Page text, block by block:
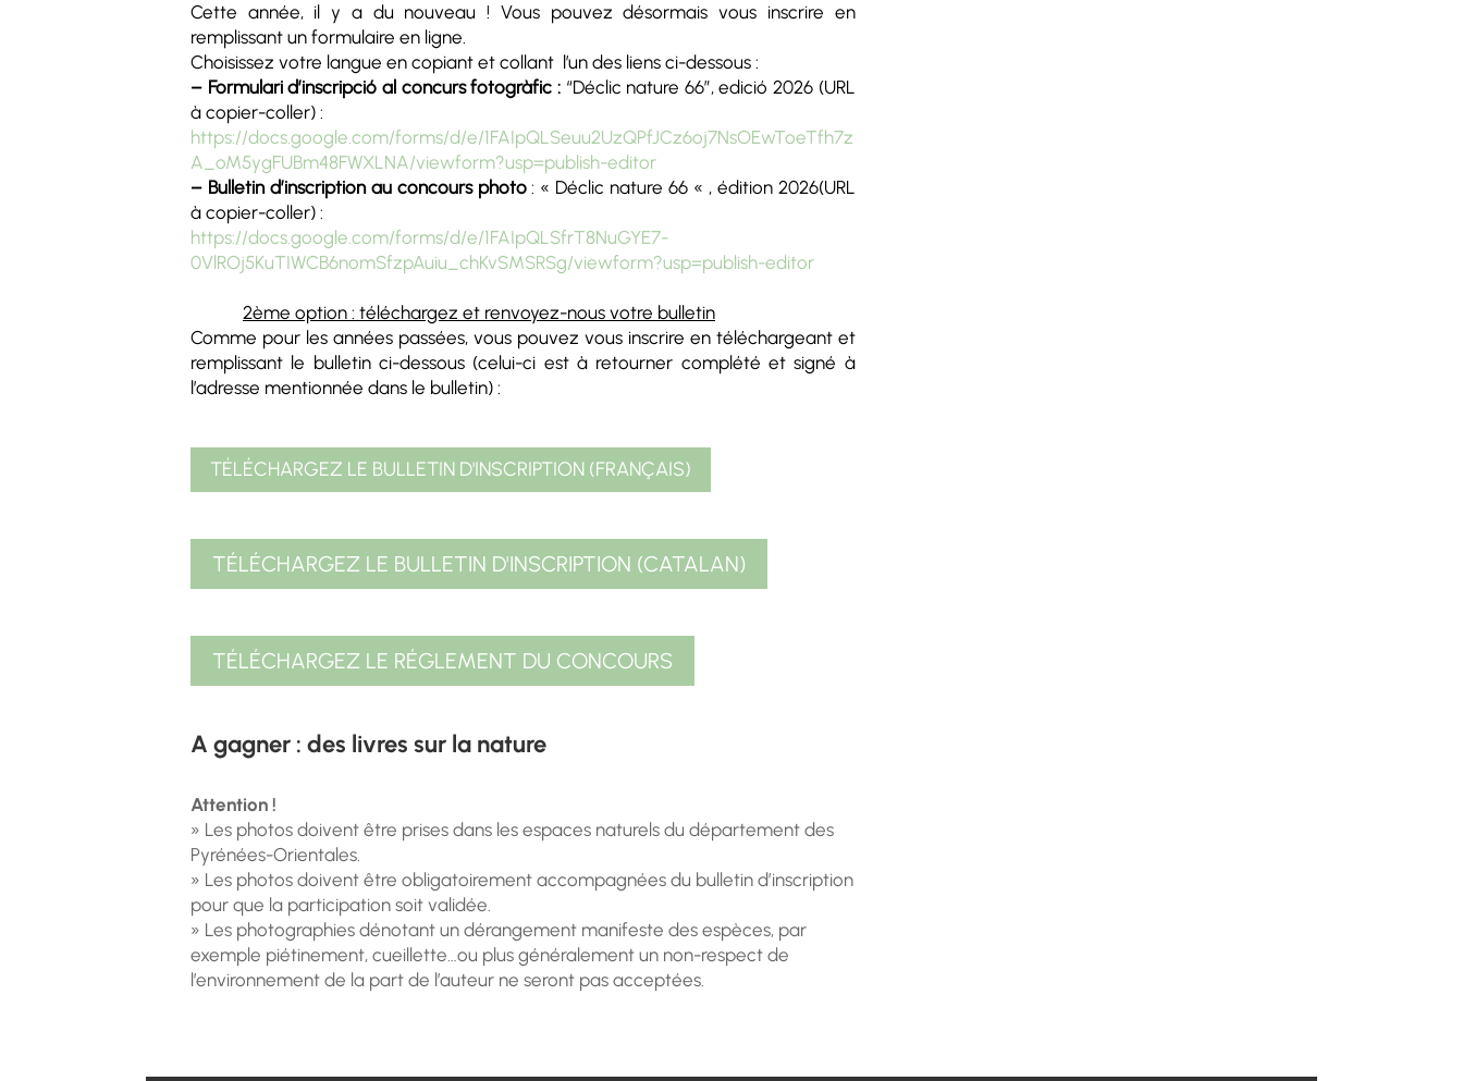
Cette année, il y a du nouveau ! Vous pouvez désormais vous inscrire en
remplissant un formulaire en ligne.
Choisissez votre langue en copiant et collant l’un des liens ci-dessous :
– Formulari d’inscripció al concurs fotogràfic :“Déclic nature 66”, edició 2026 (URL
à copier-coller) :
https://docs.google.com/forms/d/e/1FAIpQLSeuu2UzQPfJCz6oj7NsOEwToeTfh7z
A_oM5ygFUBm48FWXLNA/viewform?usp=publish-editor
– Bulletin d’inscription au concours photo: « Déclic nature 66 « , édition 2026(URL
à copier-coller) :
https://docs.google.com/forms/d/e/1FAIpQLSfrT8NuGYE7-
0VlROj5KuTIWCB6nomSfzpAuiu_chKvSMSRSg/viewform?usp=publish-editor
2ème option : téléchargez et renvoyez-nous votre bulletin
Comme pour les années passées, vous pouvez vous inscrire en téléchargeant et
remplissant le bulletin ci-dessous (celui-ci est à retourner complété et signé à
l’adresse mentionnée dans le bulletin) :
TÉLÉCHARGEZ LE BULLETIN D'INSCRIPTION (FRANÇAIS)
TÉLÉCHARGEZ LE BULLETIN D'INSCRIPTION (CATALAN)
TÉLÉCHARGEZ LE RÉGLEMENT DU CONCOURS
A gagner : des livres sur la nature
Attention !
» Les photos doivent être prises dans les espaces naturels du département des
Pyrénées-Orientales.
» Les photos doivent être obligatoirement accompagnées du bulletin d’inscription
pour que la participation soit validée.
» Les photographies dénotant un dérangement manifeste des espèces, par
exemple piétinement, cueillette…ou plus généralement un non-respect de
l’environnement de la part de l’auteur ne seront pas acceptées.